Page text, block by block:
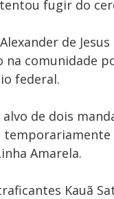
fugir do
de
na comunidade
federal.
de dois
Amarela.
Kauã